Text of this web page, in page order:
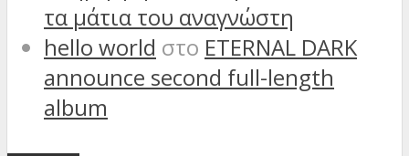
τα μάτια του αναγνώστη
hello world στο ETERNAL DARK
announce second full-length
album